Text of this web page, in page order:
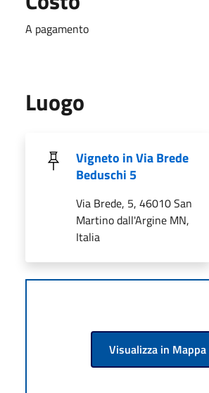
A pagamento
Luogo
Vigneto in Via Brede
Beduschi 5
Via Brede, 5, 46010 San
Martino dall'Argine MN,
Italia
Visualizza in Mappa